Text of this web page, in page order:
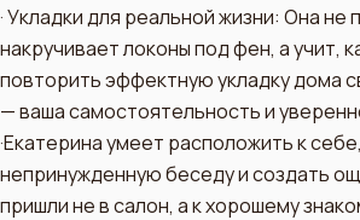
· Укладки для реальной жизни: Она не
накручивает локоны под фен, а учит,
повторить эффектную укладку дома
— ваша самостоятельность и
·Екатерина умеет расположить к
непринужденную беседу и создать
пришли не в салон, а к хорошему